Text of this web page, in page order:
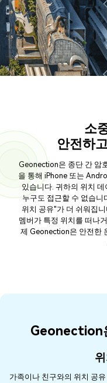
소
안전하
Geonection은 종단 간 암
을 통해 iPhone 또는
있습니다. 귀하의 위치
누구도 접근할 수 없습니
위치 공유"가 더 쉬워집
멤버가 특정 위치를 떠나
제 Geonection은 안전한
Geonection
가족이나 친구와의 위치 공